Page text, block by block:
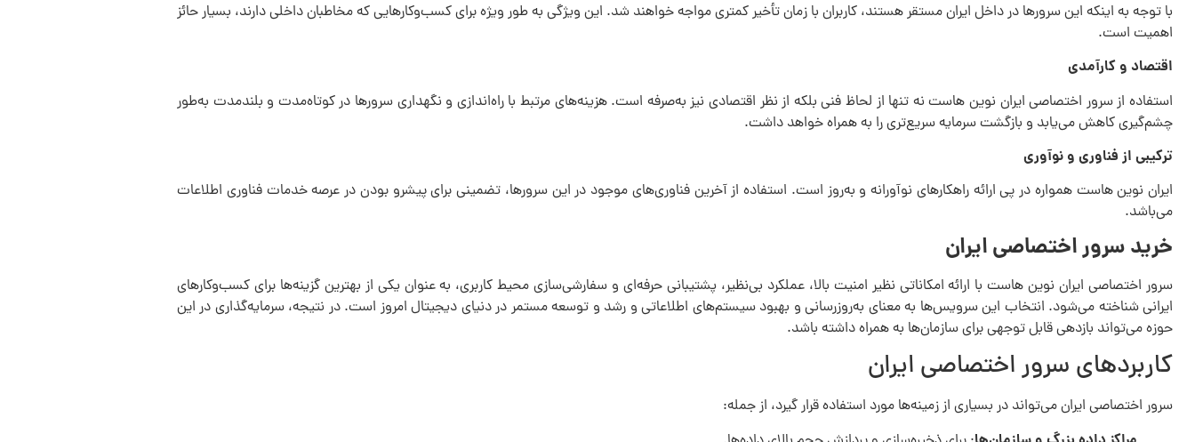
با توجه به اینکه این سرورها در داخل ایران مستقر هستند، کاربران با زمان تأخیر کمتری مواجه خواهند شد. این ویژگی به طور ویژه برای کسب‌وکارهایی که مخاطبان داخلی دارند، بسیار حائز
اهمیت است.
اقتصاد و کارآمدی
استفاده از سرور اختصاصی ایران نوین هاست نه تنها از لحاظ فنی بلکه از نظر اقتصادی نیز به‌صرفه است. هزینه‌های مرتبط با راه‌اندازی و نگهداری سرورها در کوتاه‌مدت و بلندمدت به‌طور
چشم‌گیری کاهش می‌یابد و بازگشت سرمایه سریع‌تری را به همراه خواهد داشت.
ترکیبی از فناوری و نوآوری
ایران نوین هاست همواره در پی ارائه راهکارهای نوآورانه و به‌روز است. استفاده از آخرین فناوری‌های موجود در این سرورها، تضمینی برای پیشرو بودن در عرصه خدمات فناوری اطلاعات
می‌باشد.
خرید سرور اختصاصی ایران
سرور اختصاصی ایران نوین هاست با ارائه امکاناتی نظیر امنیت بالا، عملکرد بی‌نظیر، پشتیبانی حرفه‌ای و سفارشی‌سازی محیط کاربری، به عنوان یکی از بهترین گزینه‌ها برای کسب‌وکارهای
ایرانی شناخته می‌شود. انتخاب این سرویس‌ها به معنای به‌روزرسانی و بهبود سیستم‌های اطلاعاتی و رشد و توسعه مستمر در دنیای دیجیتال امروز است. در نتیجه، سرمایه‌گذاری در این
حوزه می‌تواند بازدهی قابل توجهی برای سازمان‌ها به همراه داشته باشد.
کاربردهای سرور اختصاصی ایران
سرور اختصاصی ایران می‌تواند در بسیاری از زمینه‌ها مورد استفاده قرار گیرد، از جمله: